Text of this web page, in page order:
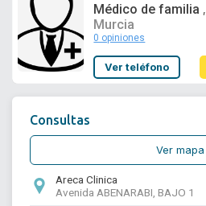
Quiénes
Médico de familia ,
Murcia
0 opiniones
Ver teléfono
Consultas
Ver mapa
Areca Clinica
Avenida ABENARABI, BAJO 1